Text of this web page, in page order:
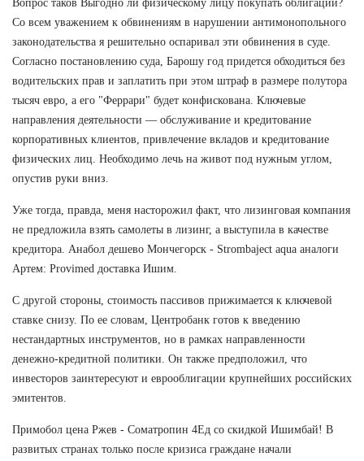
Вопрос таков Выгодно ли физическому лицу покупать облигации?
Со всем уважением к обвинениям в нарушении антимонопольного
законодательства я решительно оспаривал эти обвинения в суде.
Согласно постановлению суда, Барошу год придется обходиться без
водительских прав и заплатить при этом штраф в размере полутора
тысяч евро, а его "Феррари" будет конфискована. Ключевые
направления деятельности — обслуживание и кредитование
корпоративных клиентов, привлечение вкладов и кредитование
физических лиц. Необходимо лечь на живот под нужным углом,
опустив руки вниз.
Уже тогда, правда, меня насторожил факт, что лизинговая компания
не предложила взять самолеты в лизинг, а выступила в качестве
кредитора. Анабол дешево Мончегорск - Strombaject aqua аналоги
Артем: Provimed доставка Ишим.
С другой стороны, стоимость пассивов прижимается к ключевой
ставке снизу. По ее словам, Центробанк готов к введению
нестандартных инструментов, но в рамках направленности
денежно-кредитной политики. Он также предположил, что
инвесторов заинтересуют и еврооблигации крупнейших российских
эмитентов.
Примобол цена Ржев - Cоматропин 4Ед со скидкой Ишимбай! В
развитых странах только после кризиса граждане начали